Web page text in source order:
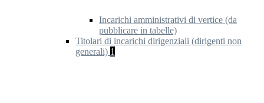
Incarichi amministrativi di vertice (da
pubblicare in tabelle)
Titolari di incarichi dirigenziali (dirigenti non
generali) 1